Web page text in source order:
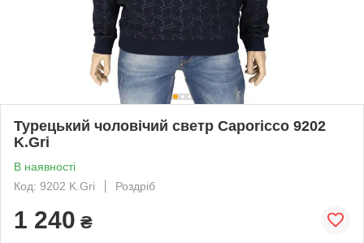
Турецький чоловічий светр Caporicco 9202
K.Gri
В наявності
Код: 9202 K.Gri
Роздріб
1 240 ₴